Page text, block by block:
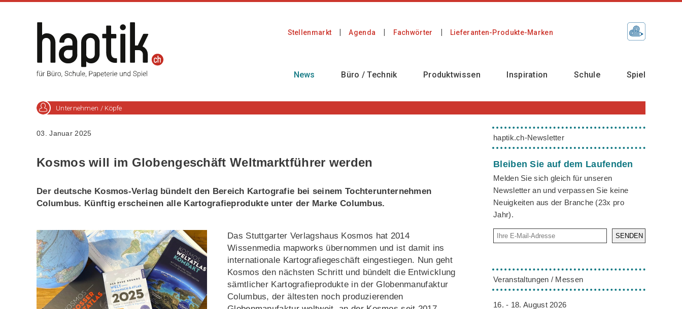
Stellenmarkt Agenda Fachwörter Lieferanten-Produkte-Marken
News Büro / Technik Produktwissen Inspiration Schule Spiel
Unternehmen / Köpfe
03. Januar 2025
Kosmos will im Globengeschäft Weltmarktführer werden
Der deutsche Kosmos-Verlag bündelt den Bereich Kartografie bei seinem Tochterunternehmen
Columbus. Künftig erscheinen alle Kartografieprodukte unter der Marke Columbus.
Das Stuttgarter Verlagshaus Kosmos hat 2014
Wissenmedia mapworks übernommen und ist damit ins
internationale Kartografiegeschäft eingestiegen. Nun geht
Kosmos den nächsten Schritt und bündelt die Entwicklung
sämtlicher Kartografieprodukte in der Globenmanufaktur
Columbus, der ältesten noch produzierenden
haptik.ch-Newsletter
Bleiben Sie auf dem Laufenden
Melden Sie sich gleich für unseren
Newsletter an und verpassen Sie keine
Neuigkeiten aus der Branche (23x pro
Jahr).
SENDEN
Veranstaltungen / Messen
16. - 18. August 2026